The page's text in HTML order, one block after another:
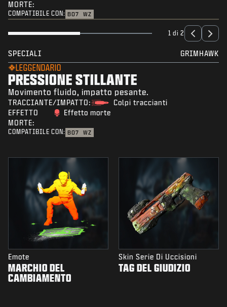
MORTE:
COMPATIBILE CON: BO7 WZ
1 di 2
SPECIALI GRIMHAWK
LEGGENDARIO
PRESSIONE STILLANTE
Movimento fluido, impatto pesante.
TRACCIANTE/IMPATTO:
Colpi traccianti
EFFETTO
MORTE:
Effetto morte
COMPATIBILE CON: BO7 WZ
Emote
MARCHIO DEL
CAMBIAMENTO
Skin Serie Di Uccisioni
TAG DEL GIUDIZIO